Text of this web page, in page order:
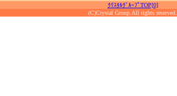
ｸﾘｽﾀﾙｸﾞﾙｰﾌﾟTOP[0]
(C)Crystal Group.All rights reserved.